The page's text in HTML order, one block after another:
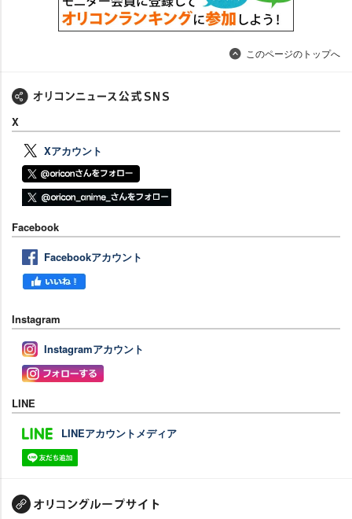
このページのトップへ
X
Xアカウント
Facebook
Facebookアカウント
Instagram
Instagramアカウント
LINE
LINEアカウントメディア